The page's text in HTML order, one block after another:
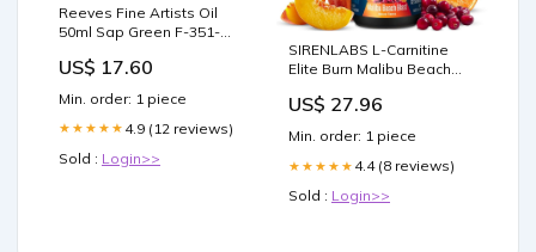
Reeves Fine Artists Oil
50ml Sap Green F-351-
US$ 17.60
Min. order: 1 piece
★★★★★ 4.9 (12 reviews)
Sold : Login>>
SIRENLABS L-Carnitine
Elite Burn Malibu Beach
US$ 27.96
Min. order: 1 piece
★★★★★ 4.4 (8 reviews)
Sold : Login>>